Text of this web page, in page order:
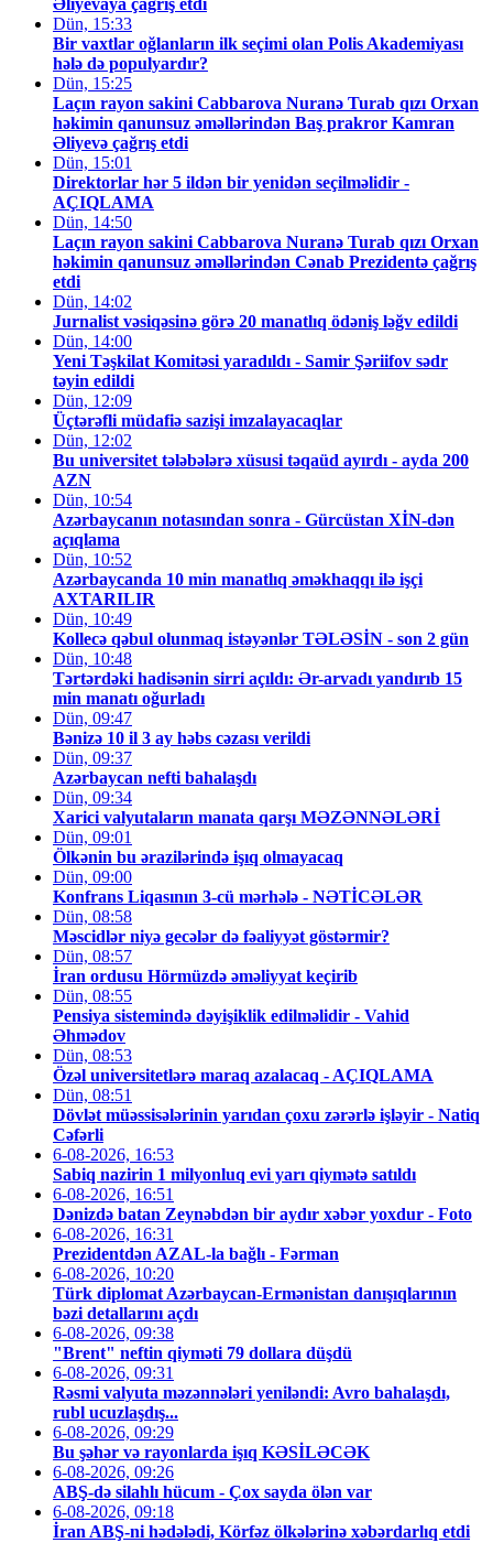
Əliyevaya çağrış etdi
Dün, 15:33
Bir vaxtlar oğlanların ilk seçimi olan Polis Akademiyası
hələ də populyardır?
Dün, 15:25
Laçın rayon sakini Cabbarova Nuranə Turab qızı Orxan
həkimin qanunsuz əməllərindən Baş prakror Kamran
Əliyevə çağrış etdi
Dün, 15:01
Direktorlar hər 5 ildən bir yenidən seçilməlidir -
AÇIQLAMA
Dün, 14:50
Laçın rayon sakini Cabbarova Nuranə Turab qızı Orxan
həkimin qanunsuz əməllərindən Cənab Prezidentə çağrış
etdi
Dün, 14:02
Jurnalist vəsiqəsinə görə 20 manatlıq ödəniş ləğv edildi
Dün, 14:00
Yeni Təşkilat Komitəsi yaradıldı - Samir Şəriifov sədr
təyin edildi
Dün, 12:09
Üçtərəfli müdafiə sazişi imzalayacaqlar
Dün, 12:02
Bu universitet tələbələrə xüsusi təqaüd ayırdı - ayda 200
AZN
Dün, 10:54
Azərbaycanın notasından sonra - Gürcüstan XİN-dən
açıqlama
Dün, 10:52
Azərbaycanda 10 min manatlıq əməkhaqqı ilə işçi
AXTARILIR
Dün, 10:49
Kollecə qəbul olunmaq istəyənlər TƏLƏSİN - son 2 gün
Dün, 10:48
Tərtərdəki hadisənin sirri açıldı: Ər-arvadı yandırıb 15
min manatı oğurladı
Dün, 09:47
Bənizə 10 il 3 ay həbs cəzası verildi
Dün, 09:37
Azərbaycan nefti bahalaşdı
Dün, 09:34
Xarici valyutaların manata qarşı MƏZƏNNƏLƏRİ
Dün, 09:01
Ölkənin bu ərazilərində işıq olmayacaq
Dün, 09:00
Konfrans Liqasının 3-cü mərhələ - NƏTİCƏLƏR
Dün, 08:58
Məscidlər niyə gecələr də fəaliyyət göstərmir?
Dün, 08:57
İran ordusu Hörmüzdə əməliyyat keçirib
Dün, 08:55
Pensiya sistemində dəyişiklik edilməlidir - Vahid
Əhmədov
Dün, 08:53
Özəl universitetlərə maraq azalacaq - AÇIQLAMA
Dün, 08:51
Dövlət müəssisələrinin yarıdan çoxu zərərlə işləyir - Natiq
Cəfərli
6-08-2026, 16:53
Sabiq nazirin 1 milyonluq evi yarı qiymətə satıldı
6-08-2026, 16:51
Dənizdə batan Zeynəbdən bir aydır xəbər yoxdur - Foto
6-08-2026, 16:31
Prezidentdən AZAL-la bağlı - Fərman
6-08-2026, 10:20
Türk diplomat Azərbaycan-Ermənistan danışıqlarının
bəzi detallarını açdı
6-08-2026, 09:38
"Brent" neftin qiyməti 79 dollara düşdü
6-08-2026, 09:31
Rəsmi valyuta məzənnələri yeniləndi: Avro bahalaşdı,
rubl ucuzlaşdış...
6-08-2026, 09:29
Bu şəhər və rayonlarda işıq KƏSİLƏCƏK
6-08-2026, 09:26
ABŞ-də silahlı hücum - Çox sayda ölən var
6-08-2026, 09:18
İran ABŞ-ni hədələdi, Körfəz ölkələrinə xəbərdarlıq etdi